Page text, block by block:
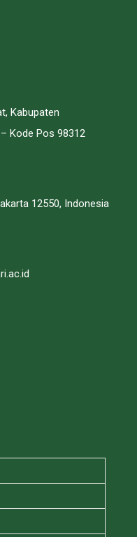
Kabupaten
Kode Pos 98312
12550, Indonesia